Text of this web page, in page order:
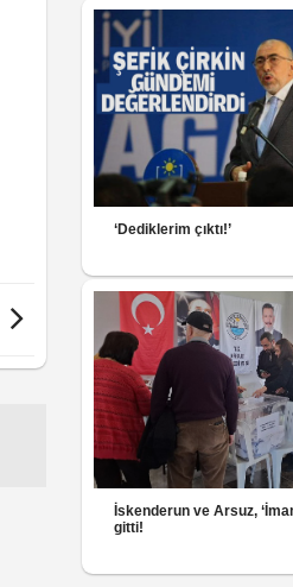
‘Dediklerim çıktı!’
İskenderun ve Arsuz,
gitti!